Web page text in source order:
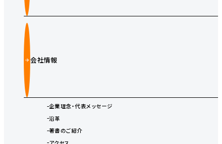
会社情報
企業理念・代表メッセージ
沿革
著書のご紹介